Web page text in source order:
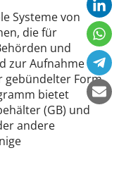
Systeme von
die für
und
zur Aufnahme
gebündelter Form
bietet
(GB) und
andere